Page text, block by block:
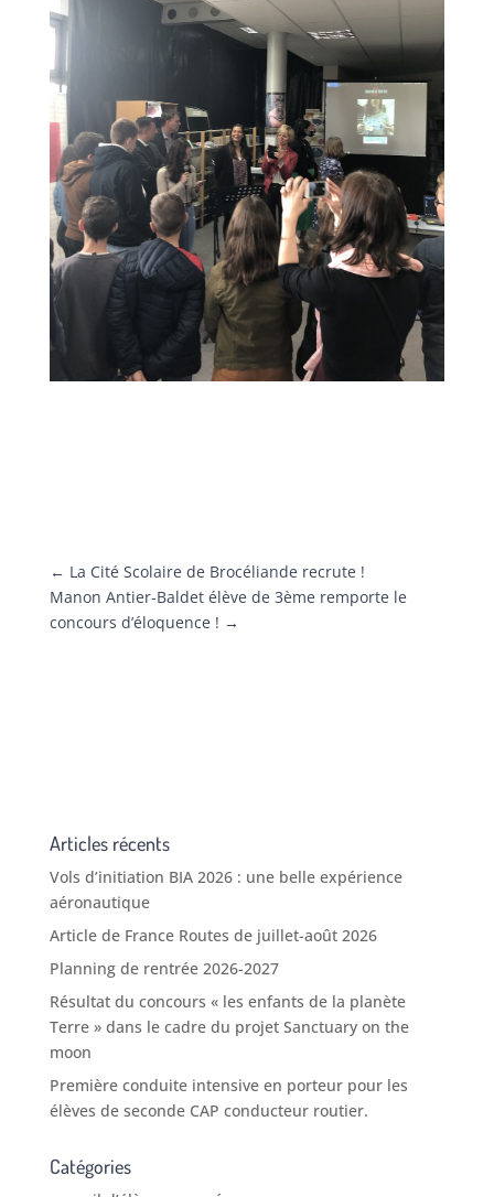
← La Cité Scolaire de Brocéliande recrute !
Manon Antier-Baldet élève de 3ème remporte le
concours d’éloquence ! →
Articles récents
Vols d’initiation BIA 2026 : une belle expérience
aéronautique
Article de France Routes de juillet-août 2026
Planning de rentrée 2026-2027
Résultat du concours « les enfants de la planète
Terre » dans le cadre du projet Sanctuary on the
moon
Première conduite intensive en porteur pour les
élèves de seconde CAP conducteur routier.
Catégories